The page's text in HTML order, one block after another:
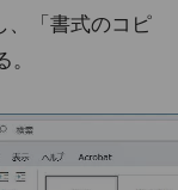
、「書式のコピ